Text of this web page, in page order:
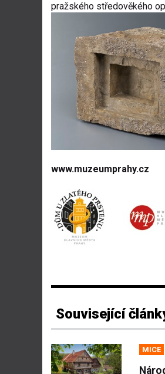
pražského středověkého
www.muzeumprahy.cz
Související
MICE